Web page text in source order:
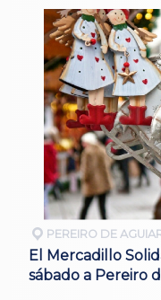
PEREIRO DE
El Mercadillo
sábado a Pereiro